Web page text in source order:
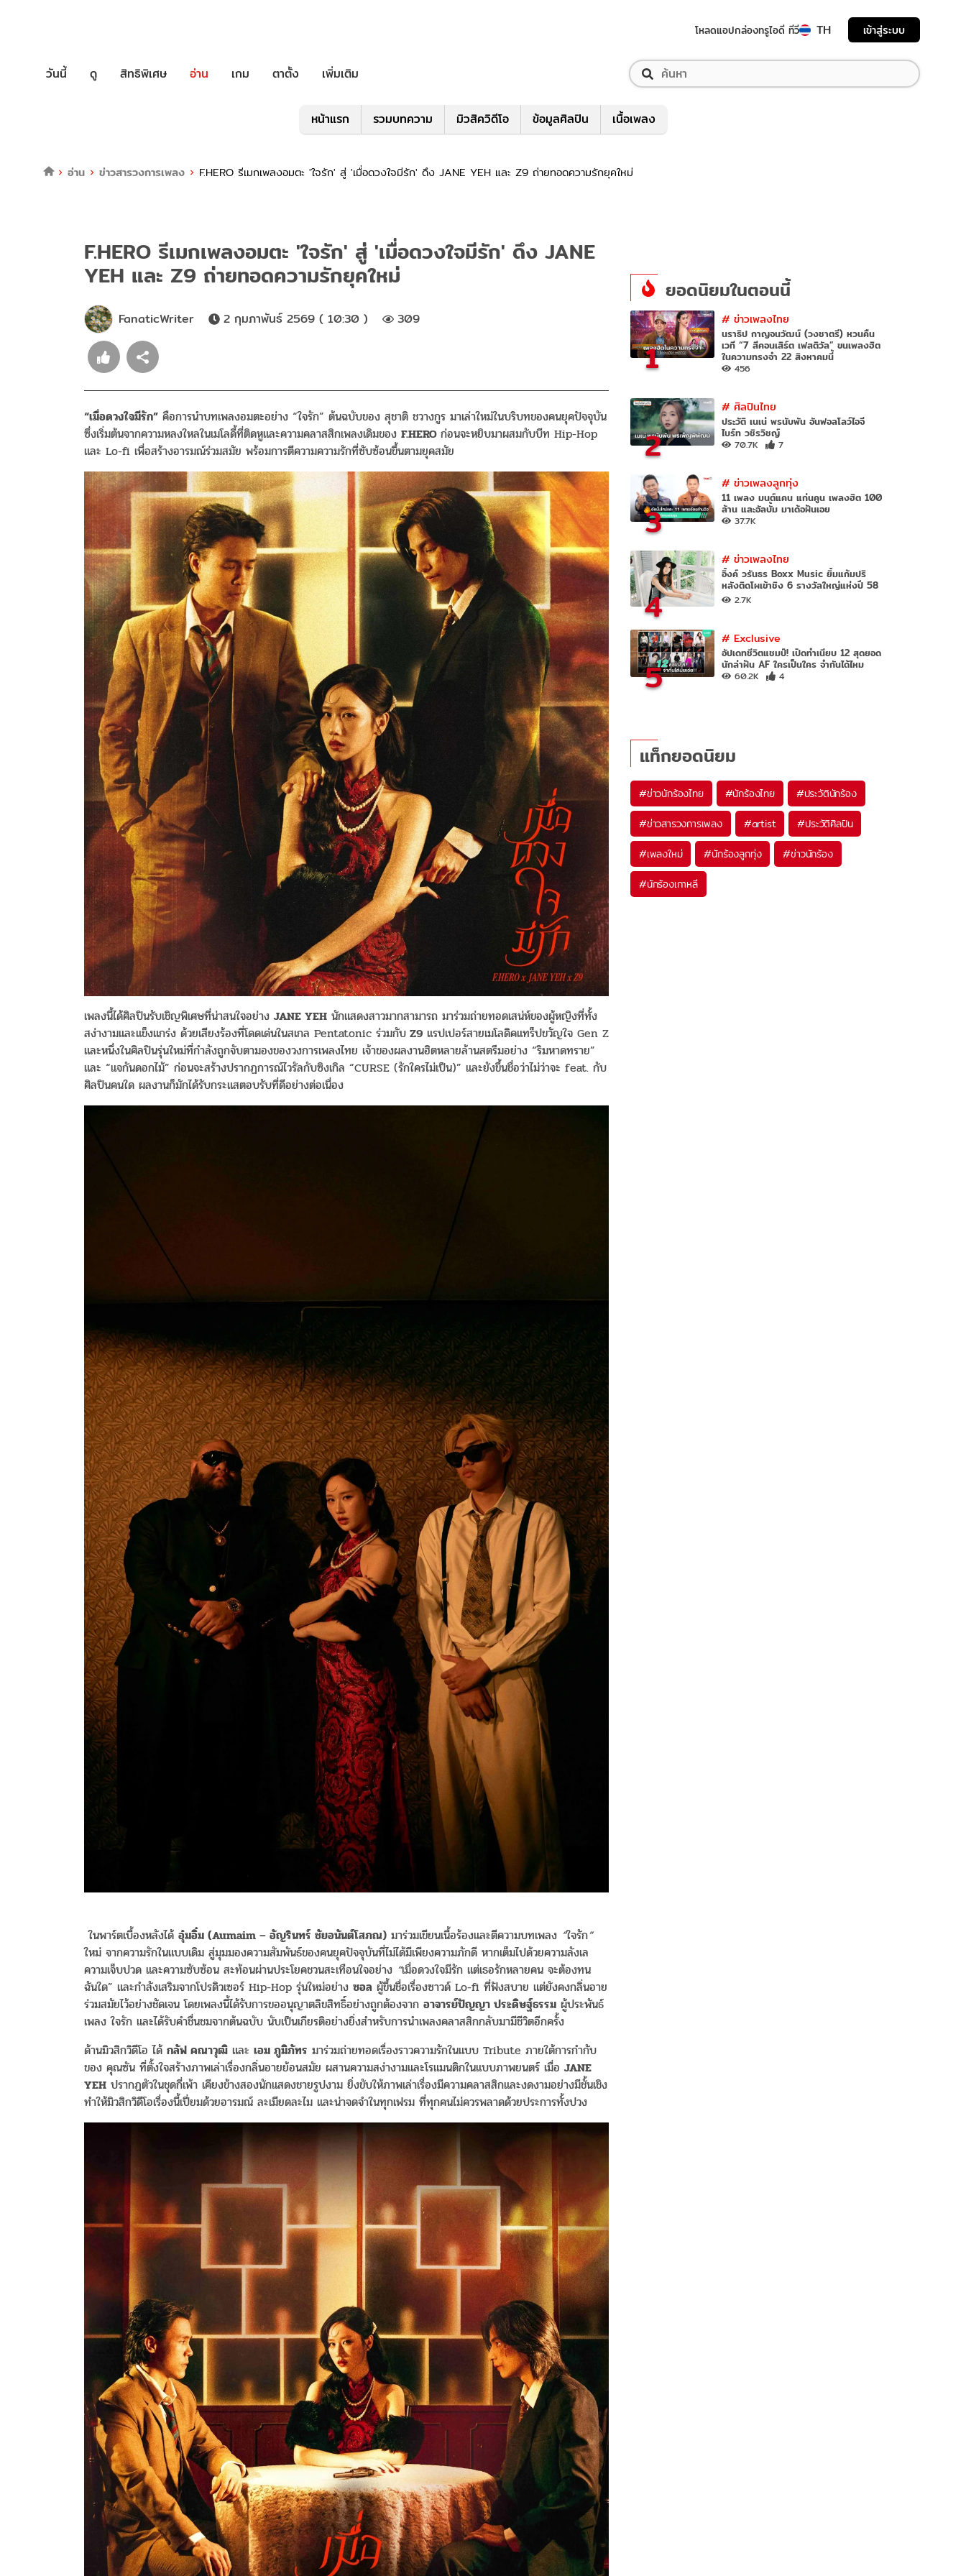
โหลดแอปกล่องทรูไอดี ทีวี TH เข้าสู่ระบบ
วันนี้ ดู สิทธิพิเศษ อ่าน เกม ตาตั้ง เพิ่มเติม
หน้าแรก รวมบทความ มิวสิควิดีโอ ข้อมูลศิลปิน เนื้อเพลง
อ่าน ข่าวสารวงการเพลง F.HERO รีเมกเพลงอมตะ 'ใจรัก' สู่ 'เมื่อดวงใจมีรัก' ดึง JANE YEH และ Z9 ถ่ายทอดความรักยุคใหม่
F.HERO รีเมกเพลงอมตะ 'ใจรัก' สู่ 'เมื่อดวงใจมีรัก' ดึง JANE
YEH และ Z9 ถ่ายทอดความรักยุคใหม่
FanaticWriter 2 กุมภาพันธ์ 2569 ( 10:30 ) 309
“เมื่อดวงใจมีรัก” คือการนำบทเพลงอมตะอย่าง “ใจรัก” ต้นฉบับของ สุชาติ ชวางกูร มาเล่าใหม่ในบริบทของคนยุคปัจจุบัน
ซึ่งเริ่มต้นจากความหลงใหลในเมโลดี้ที่ติดหูและความคลาสสิกเพลงเดิมของ F.HERO ก่อนจะหยิบมาผสมกับบีท Hip-Hop
และ Lo-fi เพื่อสร้างอารมณ์ร่วมสมัย พร้อมการตีความความรักที่ซับซ้อนขึ้นตามยุคสมัย
เพลงนี้ได้ศิลปินรับเชิญพิเศษที่น่าสนใจอย่าง JANE YEH นักแสดงสาวมากสามารถ มาร่วมถ่ายทอดเสน่ห์ของผู้หญิงที่ทั้ง
สง่างามและแข็งแกร่ง ด้วยเสียงร้องที่โดดเด่นในสเกล Pentatonic ร่วมกับ Z9 แรปเปอร์สายเมโลดิคแทร็ปขวัญใจ Gen Z
และหนึ่งในศิลปินรุ่นใหม่ที่กำลังถูกจับตามองของวงการเพลงไทย เจ้าของผลงานฮิตหลายล้านสตรีมอย่าง “ริมหาดทราย”
และ “แจกันดอกไม้” ก่อนจะสร้างปรากฏการณ์ไวรัลกับซิงเกิล “CURSE (รักใครไม่เป็น)” และยังขึ้นชื่อว่าไม่ว่าจะ feat. กับ
ศิลปินคนใด ผลงานก็มักได้รับกระแสตอบรับที่ดีอย่างต่อเนื่อง
ในพาร์ตเบื้องหลังได้ อุ๋มอิ๋ม (Aumaim – อัญรินทร์ ชัยอนันต์โสภณ) มาร่วมเขียนเนื้อร้องและตีความบทเพลง “ใจรัก”
ใหม่ จากความรักในแบบเดิม สู่มุมมองความสัมพันธ์ของคนยุคปัจจุบันที่ไม่ได้มีเพียงความภักดี หากเต็มไปด้วยความลังเล
ความเจ็บปวด และความซับซ้อน สะท้อนผ่านประโยคชวนสะเทือนใจอย่าง “เมื่อดวงใจมีรัก แต่เธอรักหลายคน จะต้องทน
ฉันใด” และกำลังเสริมจากโปรดิวเซอร์ Hip-Hop รุ่นใหม่อย่าง ซอล ผู้ขึ้นชื่อเรื่องซาวด์ Lo-fi ที่ฟังสบาย แต่ยังคงกลิ่นอาย
ร่วมสมัยไว้อย่างชัดเจน โดยเพลงนี้ได้รับการขออนุญาตลิขสิทธิ์อย่างถูกต้องจาก อาจารย์ปัญญา ประดิษฐ์ธรรม ผู้ประพันธ์
เพลง ใจรัก และได้รับคำชื่นชมจากต้นฉบับ นับเป็นเกียรติอย่างยิ่งสำหรับการนำเพลงคลาสสิกกลับมามีชีวิตอีกครั้ง
ด้านมิวสิกวิดีโอ ได้ กลัฟ คณาวุฒิ และ เอม ภูมิภัทร มาร่วมถ่ายทอดเรื่องราวความรักในแบบ Tribute ภายใต้การกำกับ
ของ คุณซัน ที่ตั้งใจสร้างภาพเล่าเรื่องกลิ่นอายย้อนสมัย ผสานความสง่างามและโรแมนติกในแบบภาพยนตร์ เมื่อ JANE
YEH ปรากฏตัวในชุดกี่เพ้า เคียงข้างสองนักแสดงชายรูปงาม ยิ่งขับให้ภาพเล่าเรื่องมีความคลาสสิกและงดงามอย่างมีชั้นเชิง
ทำให้มิวสิกวิดีโอเรื่องนี้เปี่ยมด้วยอารมณ์ ละเมียดละไม และน่าจดจำในทุกเฟรม ที่ทุกคนไม่ควรพลาดด้วยประการทั้งปวง
ยอดนิยมในตอนนี้
1
# ข่าวเพลงไทย
นราธิป กาญจนวัฒน์ (วงชาตรี) หวนคืน
เวที “7 สีคอนเสิร์ต เฟสติวัล” ขนเพลงฮิต
ในความทรงจำ 22 สิงหาคมนี้
456
2
# ศิลปินไทย
ประวัติ เนเน่ พรนับพัน อันฟอลโลว์ไอจี
ไบร์ท วชิรวิชญ์
70.7K 7
3
# ข่าวเพลงลูกทุ่ง
11 เพลง มนต์แคน แก่นคูน เพลงฮิต 100
ล้าน และอัลบั้ม มาเด้อฝันเอย
37.7K
4
# ข่าวเพลงไทย
อิ้งค์ วรันธร Boxx Music ยิ้มแก้มปริ
หลังติดโผเข้าชิง 6 รางวัลใหญ่แห่งปี 58
2.7K
5
# Exclusive
อัปเดทชีวิตแชมป์! เปิดทำเนียบ 12 สุดยอด
นักล่าฝัน AF ใครเป็นใคร จำกันได้ไหม
60.2K 4
แท็กยอดนิยม
#ข่าวนักร้องไทย #นักร้องไทย #ประวัตินักร้อง
#ข่าวสารวงการเพลง #artist #ประวัติศิลปิน
#เพลงใหม่ #นักร้องลูกทุ่ง #ข่าวนักร้อง
#นักร้องเกาหลี